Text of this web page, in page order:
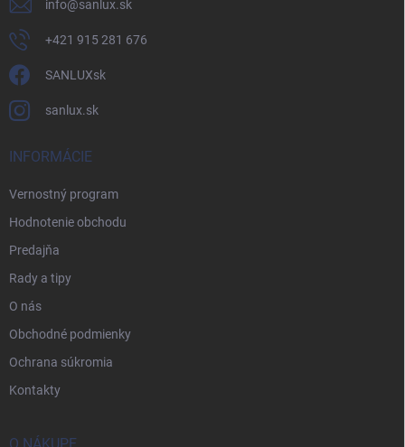
info@sanlux.sk
+421 915 281 676
SANLUXsk
sanlux.sk
INFORMÁCIE
Vernostný program
Hodnotenie obchodu
Predajňa
Rady a tipy
O nás
Obchodné podmienky
Ochrana súkromia
Kontakty